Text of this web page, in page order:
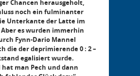
Chancen herausgeholt,
noch ein fulminanter
Unterkante der Latte im
es wurden immerhin
Fynn-Dario Mannel
die der deprimierende 0 : 2 –
egalisiert wurde.
hat man Pech und dann